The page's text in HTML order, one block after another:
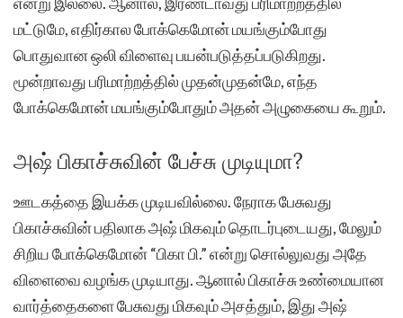
மட்டுமே, எதிர்கால போக்கெமோன் மயங்கும்போது
பொதுவான ஒலி விளைவு பயன்படுத்தப்படுகிறது.
மூன்றாவது பரிமாற்றத்தில் முதன்முதன்மே, எந்த
போக்கெமோன் மயங்கும்போதும் அதன் அழுகையை கூறும்.
அஷ் பிகாச்சுவின் பேச்சு முடியுமா?
ஊடகத்தை இயக்க முடியவில்லை. நேராக பேசுவது
பிகாச்சுவின் பதிலாக அஷ் மிகவும் தொடர்புடையது, மேலும்
சிறிய போக்கெமோன் “பிகா பி.” என்று சொல்லுவது அதே
விளைவை வழங்க முடியாது. ஆனால் பிகாச்சு உண்மையான
வார்த்தைகளை பேசுவது மிகவும் அசத்தும், இது அஷ்